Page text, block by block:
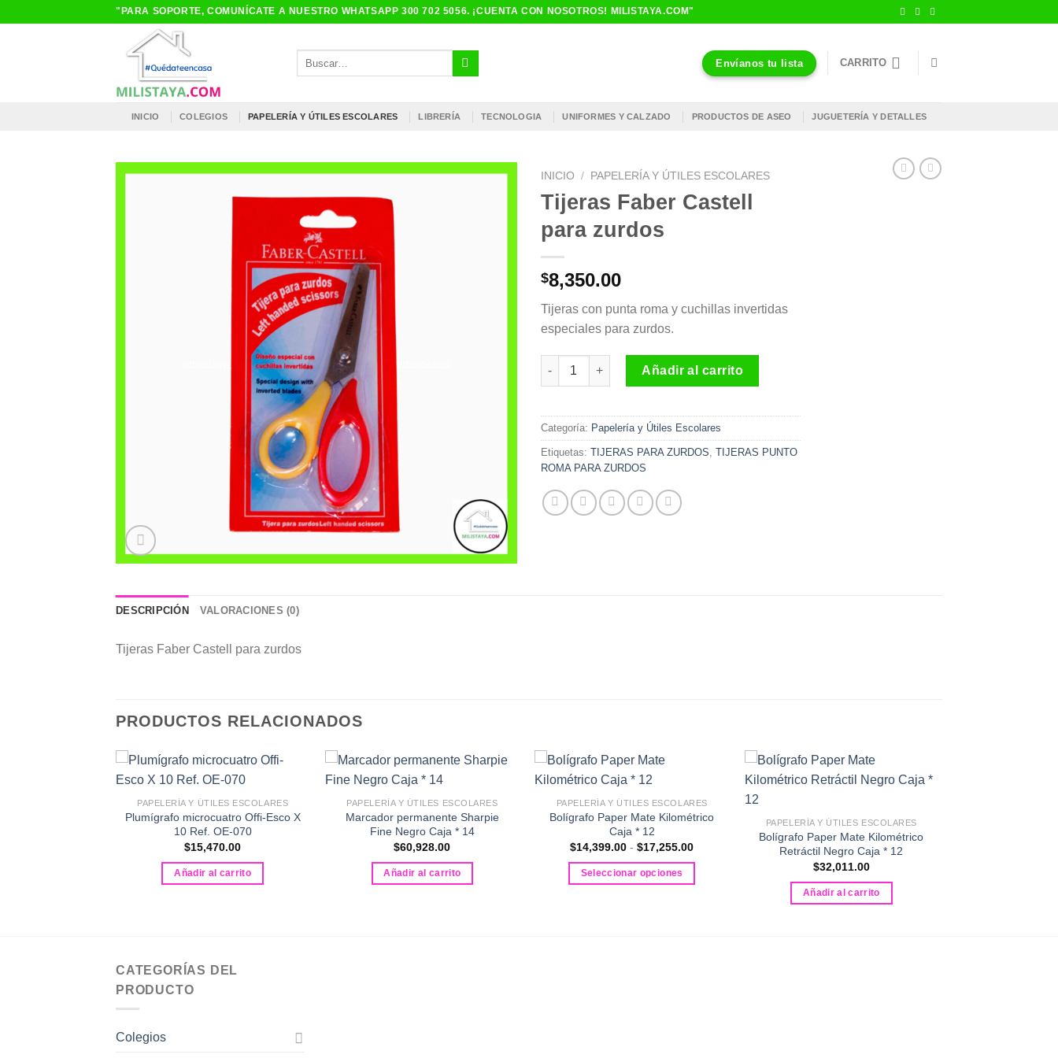
"PARA SOPORTE, COMUNÍCATE A NUESTRO WHATSAPP 300 702 5056. ¡CUENTA CON NOSOTROS! MILISTAYA.COM"
Envíanos tu lista CARRITO
INICIO COLEGIOS PAPELERÍA Y ÚTILES ESCOLARES LIBRERÍA TECNOLOGIA UNIFORMES Y CALZADO PRODUCTOS DE ASEO JUGUETERÍA Y DETALLES
INICIO / PAPELERÍA Y ÚTILES ESCOLARES
Tijeras Faber Castell
para zurdos
$8,350.00
Tijeras con punta roma y cuchillas invertidas
especiales para zurdos.
Tijeras Faber Castell para zurdos cantidad
Añadir al carrito
Categoría: Papelería y Útiles Escolares
Etiquetas: TIJERAS PARA ZURDOS TIJERAS PUNTO
ROMA PARA ZURDOS
DESCRIPCIÓN VALORACIONES (0)
Tijeras Faber Castell para zurdos
PRODUCTOS RELACIONADOS
PAPELERÍA Y ÚTILES ESCOLARES
Plumígrafo microcuatro Offi-Esco X
10 Ref. OE-070
$15,470.00
Añadir al carrito
PAPELERÍA Y ÚTILES ESCOLARES
Marcador permanente Sharpie
Fine Negro Caja * 14
$60,928.00
Añadir al carrito
PAPELERÍA Y ÚTILES ESCOLARES
Bolígrafo Paper Mate Kilométrico
Caja * 12
$14,399.00 - $17,255.00Rango
Seleccionar opciones
PAPELERÍA Y ÚTILES ESCOLARES
Bolígrafo Paper Mate Kilométrico
Retráctil Negro Caja * 12
$32,011.00
Añadir al carrito
CATEGORÍAS DEL
PRODUCTO
Colegios